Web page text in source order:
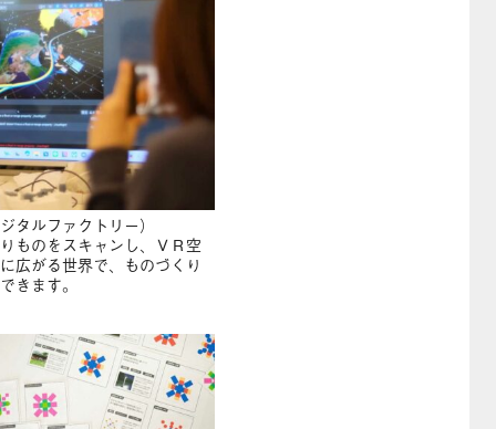
タルファクトリー）
ものをスキャンし、ＶＲ空
広がる世界で、ものづくり
きます。